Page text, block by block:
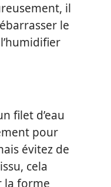
il
le
filet d’eau
pour
évitez de
cela
la forme